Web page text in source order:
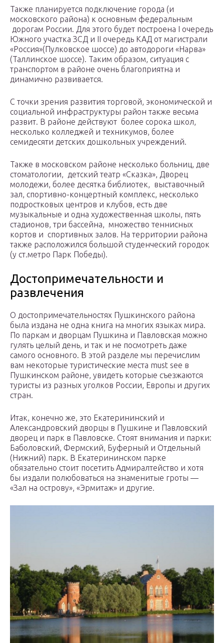
Также планируется подключение города (и
московского района) к основным федеральным
дорогам России. Для этого будет построена I очередь
Южного участка ЗСД и II очередь КАД от магистрали
«Россия»(Пулковское шоссе) до автодороги «Нарва»
(Таллинское шоссе). Таким образом, ситуация с
транспортом в районе очень благоприятна и
динамично развивается.
С точки зрения развития торговой, экономической и
социальной инфраструктуры район также весьма
развит. В районе действуют более сорока школ,
несколько колледжей и техникумов, более
семидесяти детских дошкольных учреждений.
Также в московском районе несколько больниц, две
стоматологии, детский театр «Сказка», Дворец
молодежи, более десятка библиотек, выставочный
зал, спортивно-концертный комплекс, несколько
подростковых центров и клубов, есть две
музыкальные и одна художественная школы, пять
стадионов, три бассейна, множество теннисных
кортов и спортивных залов. На территории района
также расположился большой студенческий городок
(у ст.метро Парк Победы).
Достопримечательности и
развлечения
О достопримечательностях Пушкинского района
была издана не одна книга на многих языках мира.
По паркам и дворцам Пушкина и Павловская можно
гулять целый день, и так и не посмотреть даже
самого основного. В этой разделе мы перечислим
вам некоторые туристические места must see в
Пушкинском районе, увидеть которые съезжаются
туристы из разных уголков России, Европы и других
стран.
Итак, конечно же, это Екатерининский и
Александровский дворцы в Пушкине и Павловский
дворец и парк в Павловске. Стоят внимания и парки:
Баболовский, Фермский, Буферный и Отдельный
(Нижний) парк. В Екатерининском парке
обязательно стоит посетить Адмиралтейство и хотя
бы издали полюбоваться на знаменитые гроты —
«Зал на острову», «Эрмитаж» и другие.